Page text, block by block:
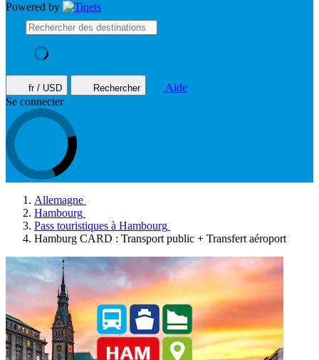
Powered by
fr / USD Rechercher
Aide
Se connecter
Allemagne
Hambourg
Pass touristiques à Hambourg
Hamburg CARD : Transport public + Transfert aéroport